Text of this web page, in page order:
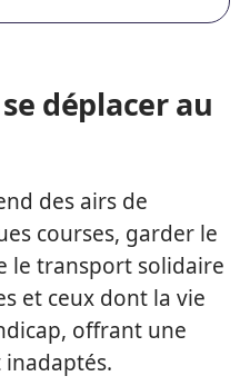
déplacer au
des airs de
courses, garder le
le transport solidaire
et ceux dont la vie
offrant une